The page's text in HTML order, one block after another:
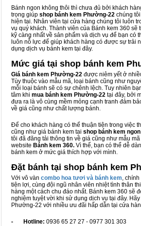
Bánh ngon không thôi thì chưa đủ bởi khách
trọng giúp shop bánh kem Phường-22 chúng
hiện tại. Nhân viên tại cửa hàng chúng tôi luôn
vụ quý khách. Thành viên của Bánh kem 360 sẽ
kỹ càng nhất về sản phẩm và dịch vụ để bạn có
luôn nỗ lực để giúp khách hàng có được sự trải
dụng dịch vụ bánh kem tại đây.
Mức giá tại shop bánh kem
Giá bánh kem Phường-22 được niêm yết ở
Tùy thuộc vào mẫu mã, loại bánh cũng như
mỗi loại bánh sẽ có sự chênh lệch. Tuy nhiên
tâm khi mua bánh kem Phường-22 tại đây, bởi
đưa ra là vô cùng mềm mỏng cạnh tranh đảm
về giá cũng như chất lượng bánh.
Để cho khách hàng có thể thuận tiện trong việc
cũng như giá bánh kem tại shop bánh kem
tôi đã đăng tải thông tin về giá cũng như mẫu
website Bánh kem 360. Vì thế, bạn có thể dễ
bánh kem ở mức giá thích hợp với mình.
Đặt bánh tại shop bánh kem
Với vô vàn combo hoa tươi và bánh kem,
tiện lợi, cùng đội ngũ nhân viên nhiệt tình thân
hàng một cách chu đáo nhất. Bánh kem 360 sẽ
nghiệm tuyệt vời khi sử dụng dịch vụ tại đây.
Phường-22 với nhiều ưu đãi hấp dẫn tại cửa
- Hotline: 0936 65 27 27 - 0977 301 303